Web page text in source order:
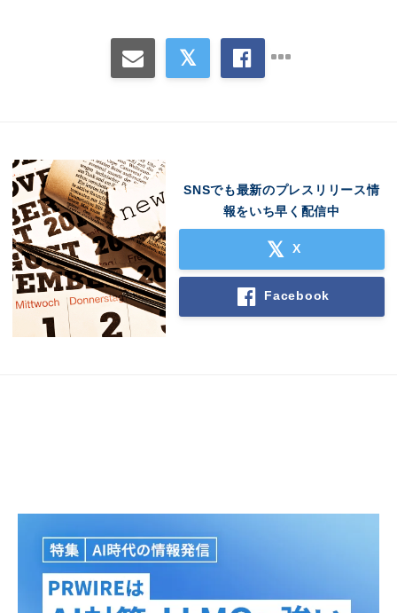
SNSでも最新のプレスリリース情
報をいち早く配信中
X
Facebook